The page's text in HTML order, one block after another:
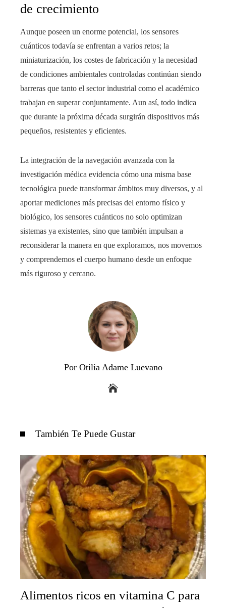
de crecimiento
Aunque poseen un enorme potencial, los sensores
cuánticos todavía se enfrentan a varios retos; la
miniaturización, los costes de fabricación y la necesidad
de condiciones ambientales controladas continúan siendo
barreras que tanto el sector industrial como el académico
trabajan en superar conjuntamente. Aun así, todo indica
que durante la próxima década surgirán dispositivos más
pequeños, resistentes y eficientes.
La integración de la navegación avanzada con la
investigación médica evidencia cómo una misma base
tecnológica puede transformar ámbitos muy diversos, y al
aportar mediciones más precisas del entorno físico y
biológico, los sensores cuánticos no solo optimizan
sistemas ya existentes, sino que también impulsan a
reconsiderar la manera en que exploramos, nos movemos
y comprendemos el cuerpo humano desde un enfoque
más riguroso y cercano.
Por Otilia Adame Luevano
También Te Puede Gustar
Alimentos ricos en vitamina C para